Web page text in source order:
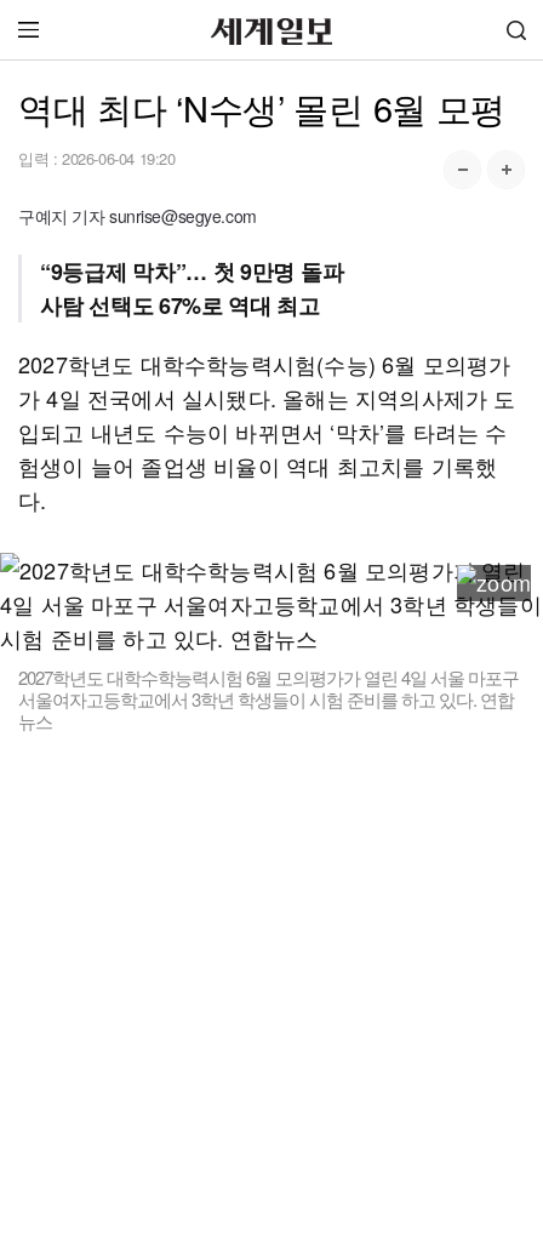
역대 최다 ‘N수생’ 몰린 6월 모평
입력 : 2026-06-04 19:20
구예지 기자 sunrise@segye.com
“9등급제 막차”… 첫 9만명 돌파
사탐 선택도 67%로 역대 최고
2027학년도 대학수학능력시험(수능) 6월 모의평가
가 4일 전국에서 실시됐다. 올해는 지역의사제가 도
입되고 내년도 수능이 바뀌면서 ‘막차’를 타려는 수
험생이 늘어 졸업생 비율이 역대 최고치를 기록했
다.
2027학년도 대학수학능력시험 6월 모의평가가 열린 4일 서울 마포구
서울여자고등학교에서 3학년 학생들이 시험 준비를 하고 있다. 연합
뉴스